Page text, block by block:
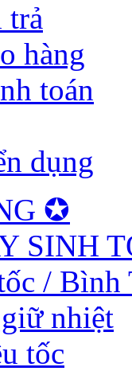
trả
hàng
toán
dụng
✪
SINH
/ Bình
nhiệt
tốc